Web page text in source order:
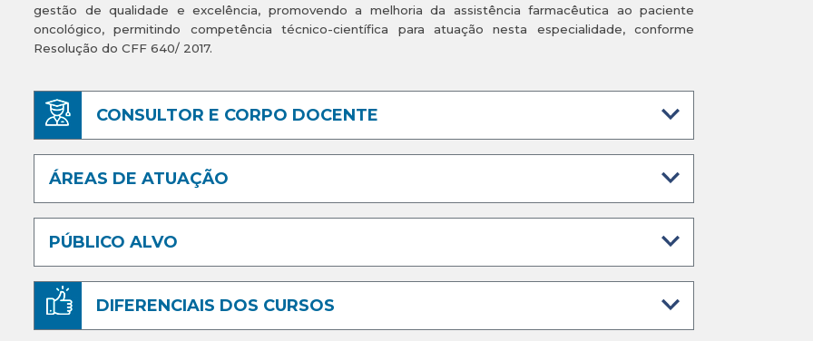
gestão de qualidade e excelência, promovendo a melhoria da assistência farmacêutica ao paciente
oncológico, permitindo competência técnico-científica para atuação nesta especialidade, conforme
Resolução do CFF 640/ 2017.
CONSULTOR E CORPO DOCENTE
ÁREAS DE ATUAÇÃO
PÚBLICO ALVO
DIFERENCIAIS DOS CURSOS